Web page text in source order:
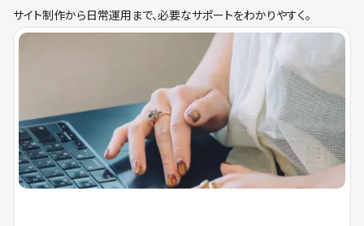
サイト制作から日常運用まで、必要なサポートをわかりやすく。